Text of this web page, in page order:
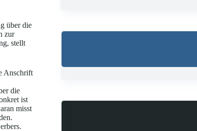
über die
zur
stellt
Anschrift
die
ist
misst